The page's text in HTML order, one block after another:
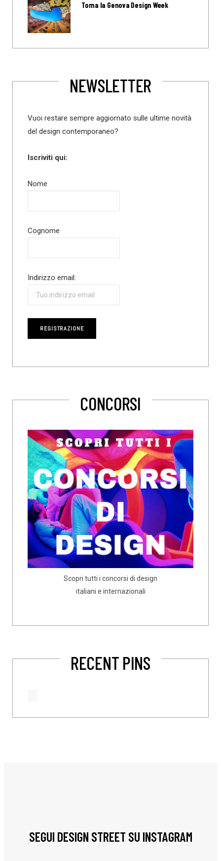
Torna la Genova Design Week
NEWSLETTER
Vuoi restare sempre aggiornato sulle ultime novità
del design contemporaneo?
Iscriviti qui:
Nome
Cognome
Indirizzo email:
CONCORSI
Scopri tutti i concorsi di design
italiani e internazionali
RECENT PINS
SEGUI DESIGN STREET SU INSTAGRAM